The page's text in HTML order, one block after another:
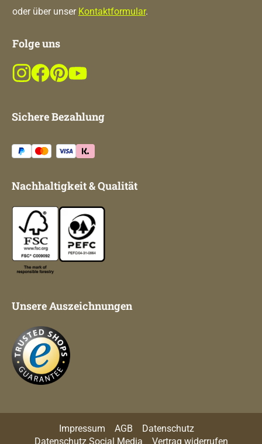
oder über unser Kontaktformular.
Folge uns
Sichere Bezahlung
Nachhaltigkeit & Qualität
Unsere Auszeichnungen
Impressum AGB
Datenschutz
Datenschutz Social Media
Vertrag widerrufen